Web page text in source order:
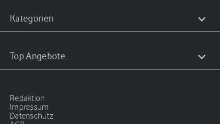
Kategorien
Top Angebote
Redaktion
Impressum
Datenschutz